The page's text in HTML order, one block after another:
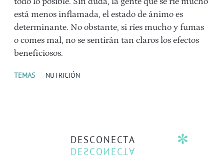
está menos inflamada, el estado de ánimo es
determinante. No obstante, si ríes mucho y fumas
o comes mal, no se sentirán tan claros los efectos
beneficiosos.
TEMAS NUTRICIÓN
DESCONECTA